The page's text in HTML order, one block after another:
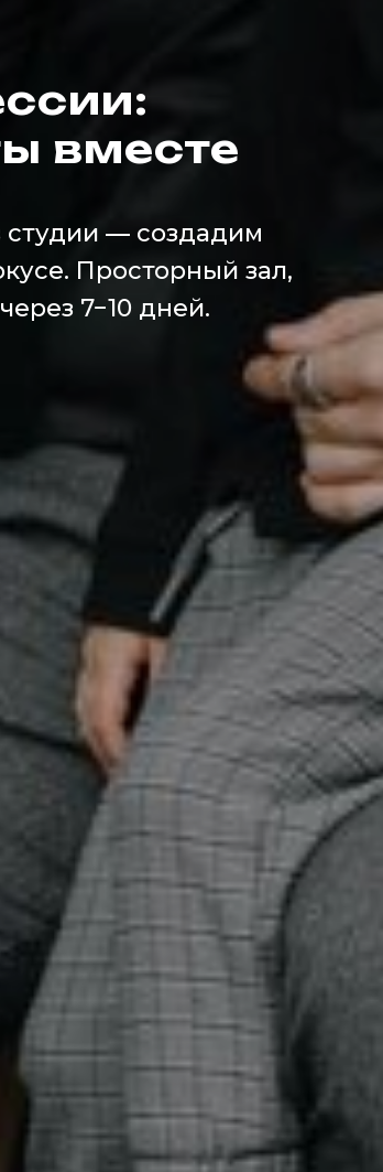
вместе
студии — создадим
Просторный зал,
7−10 дней.